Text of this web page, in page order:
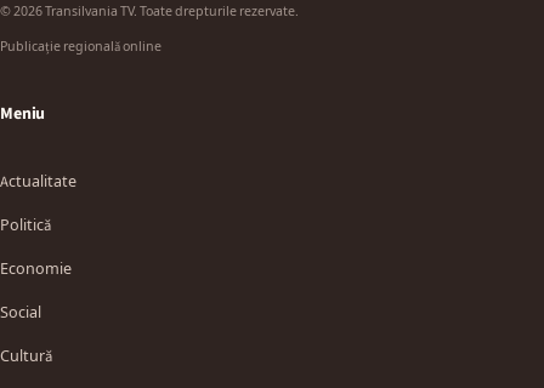
© 2026 Transilvania TV. Toate drepturile rezervate.
Publicație regională online
Meniu
Actualitate
Politică
Economie
Social
Cultură